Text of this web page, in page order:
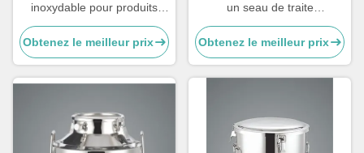
inoxydable pour produits
laitiers
Obtenez le meilleur prix
un seau de traite
personnalisable pour les
vaches
Obtenez le meilleur prix